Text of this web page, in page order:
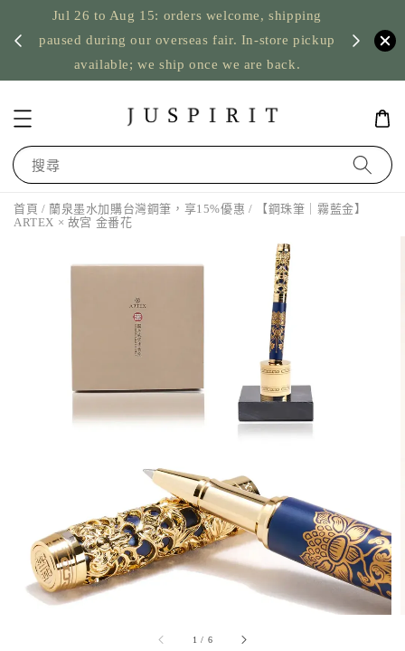
Jul 26 to Aug 15: orders welcome, shipping
paused during our overseas fair. In-store pickup
available; we ship once we are back.
US
搜尋
首頁 / 蘭泉墨水加購台灣鋼筆，享15%優惠 / 【鋼珠筆｜霧藍金】
ARTEX × 故宮 金番花
1 / 6